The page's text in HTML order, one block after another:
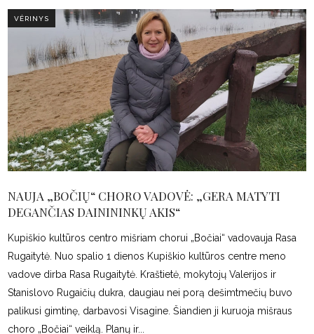
VĖRINYS
NAUJA „BOČIŲ“ CHORO VADOVĖ: „GERA MATYTI
DEGANČIAS DAINININKŲ AKIS“
Kupiškio kultūros centro mišriam chorui „Bočiai“ vadovauja Rasa
Rugaitytė. Nuo spalio 1 dienos Kupiškio kultūros centre meno
vadove dirba Rasa Rugaitytė. Kraštietė, mokytojų Valerijos ir
Stanislovo Rugaičių dukra, daugiau nei porą dešimtmečių buvo
palikusi gimtinę, darbavosi Visagine. Šiandien ji kuruoja mišraus
choro „Bočiai“ veiklą. Planų ir